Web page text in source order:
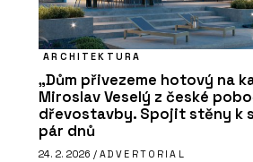
ARCHITEKTURA
„Dům přivezeme hotový na
Miroslav Veselý z české
dřevostavby. Spojit stěny k
pár dnů
24. 2. 2026 / ADVERTORIAL